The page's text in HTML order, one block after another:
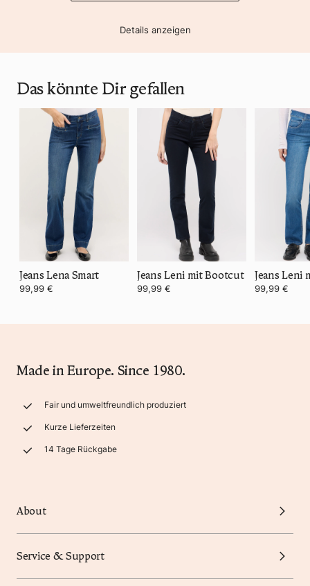
Details anzeigen
Das könnte Dir gefallen
Jeans Lena Smart
99,99 €
Jeans Leni mit Bootcut
99,99 €
Jeans Leni
99,99 €
Made in Europe. Since 1980.
Fair und umweltfreundlich produziert
Kurze Lieferzeiten
14 Tage Rückgabe
About
Service & Support